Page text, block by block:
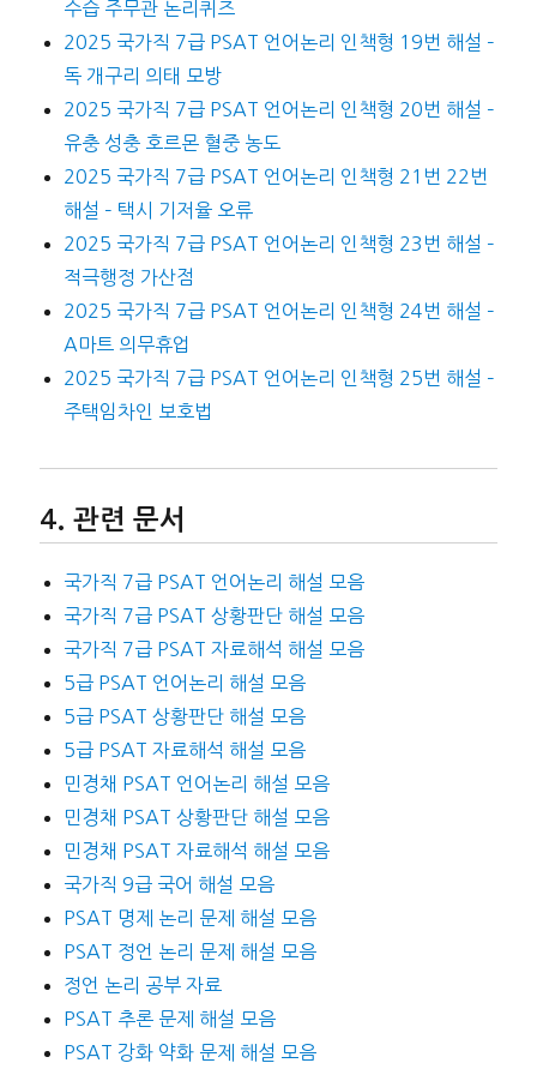
수습 주무관 논리퀴즈
2025 국가직 7급 PSAT 언어논리 인책형 19번 해설 –
독 개구리 의태 모방
2025 국가직 7급 PSAT 언어논리 인책형 20번 해설 –
유충 성충 호르몬 혈중 농도
2025 국가직 7급 PSAT 언어논리 인책형 21번 22번
해설 – 택시 기저율 오류
2025 국가직 7급 PSAT 언어논리 인책형 23번 해설 –
적극행정 가산점
2025 국가직 7급 PSAT 언어논리 인책형 24번 해설 –
A마트 의무휴업
2025 국가직 7급 PSAT 언어논리 인책형 25번 해설 –
주택임차인 보호법
관련 문서
국가직 7급 PSAT 언어논리 해설 모음
국가직 7급 PSAT 상황판단 해설 모음
국가직 7급 PSAT 자료해석 해설 모음
5급 PSAT 언어논리 해설 모음
5급 PSAT 상황판단 해설 모음
5급 PSAT 자료해석 해설 모음
민경채 PSAT 언어논리 해설 모음
민경채 PSAT 상황판단 해설 모음
민경채 PSAT 자료해석 해설 모음
국가직 9급 국어 해설 모음
PSAT 명제 논리 문제 해설 모음
PSAT 정언 논리 문제 해설 모음
정언 논리 공부 자료
PSAT 추론 문제 해설 모음
PSAT 강화 약화 문제 해설 모음